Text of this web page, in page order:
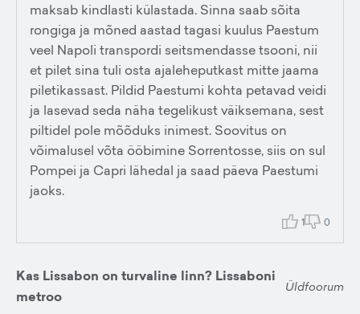
maksab kindlasti külastada. Sinna saab sõita
rongiga ja mõned aastad tagasi kuulus Paestum
veel Napoli transpordi seitsmendasse tsooni, nii
et pilet sina tuli osta ajaleheputkast mitte jaama
piletikassast. Pildid Paestumi kohta petavad veidi
ja lasevad seda näha tegelikust väiksemana, sest
piltidel pole mõõduks inimest. Soovitus on
võimalusel võta ööbimine Sorrentosse, siis on sul
Pompei ja Capri lähedal ja saad päeva Paestumi
jaoks.
1 0
Kas Lissabon on turvaline linn? Lissaboni
metroo
Üldfoorum